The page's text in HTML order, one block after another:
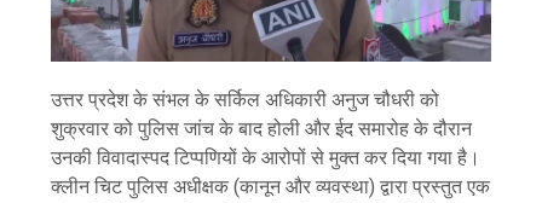
उत्तर प्रदेश के संभल के सर्किल अधिकारी अनुज चौधरी को
शुक्रवार को पुलिस जांच के बाद होली और ईद समारोह के दौरान
उनकी विवादास्पद टिप्पणियों के आरोपों से मुक्त कर दिया गया है।
क्लीन चिट पुलिस अधीक्षक (कानून और व्यवस्था) द्वारा प्रस्तुत एक